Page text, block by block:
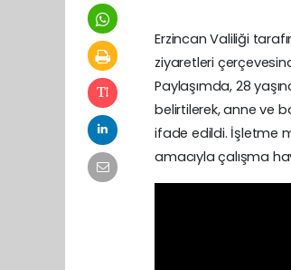
Erzincan Valiliği
ziyaretleri
Paylaşımda, 28
belirtilerek, anne ve
ifade edildi. İşletme
amacıyla çalışma